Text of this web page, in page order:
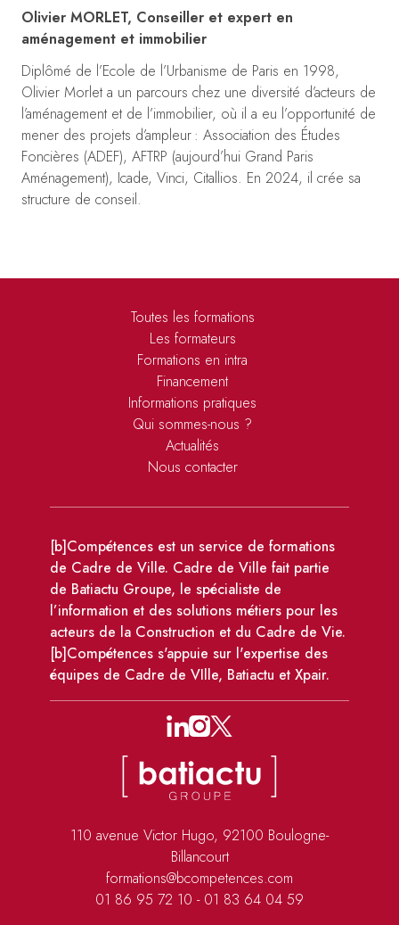
Olivier MORLET, Conseiller et expert en
aménagement et immobilier
Diplômé de l’Ecole de l’Urbanisme de Paris en 1998,
Olivier Morlet a un parcours chez une diversité d’acteurs de
l’aménagement et de l’immobilier, où il a eu l’opportunité de
mener des projets d’ampleur : Association des Études
Foncières (ADEF), AFTRP (aujourd’hui Grand Paris
Aménagement), Icade, Vinci, Citallios. En 2024, il crée sa
structure de conseil.
Toutes les formations
Les formateurs
Formations en intra
Financement
Informations pratiques
Qui sommes-nous ?
Actualités
Nous contacter
[b]Compétences est un service de formations
de Cadre de Ville. Cadre de Ville fait partie
de Batiactu Groupe, le spécialiste de
l’information et des solutions métiers pour les
acteurs de la Construction et du Cadre de Vie.
[b]Compétences s'appuie sur l'expertise des
équipes de Cadre de VIlle, Batiactu et Xpair.
110 avenue Victor Hugo, 92100 Boulogne-
Billancourt
formations@bcompetences.com
01 86 95 72 10 - 01 83 64 04 59